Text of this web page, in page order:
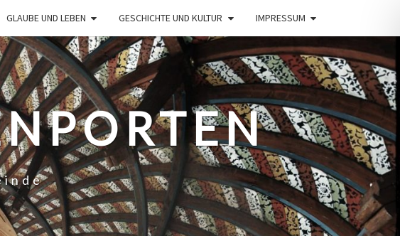
GLAUBE UND LEBEN GESCHICHTE UND KULTUR IMPRESSUM